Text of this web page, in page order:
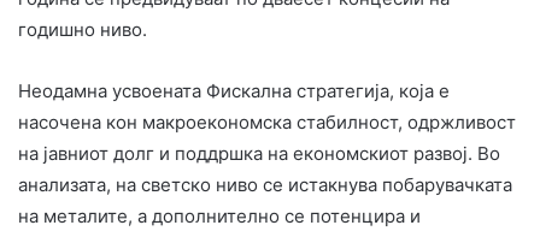
годишно ниво.
Неодамна усвоената Фискална стратегија, која е
насочена кон макроекономска стабилност, одржливост
на јавниот долг и поддршка на економскиот развој. Во
анализата, на светско ниво се истакнува побарувачката
на металите, а дополнително се потенцира и